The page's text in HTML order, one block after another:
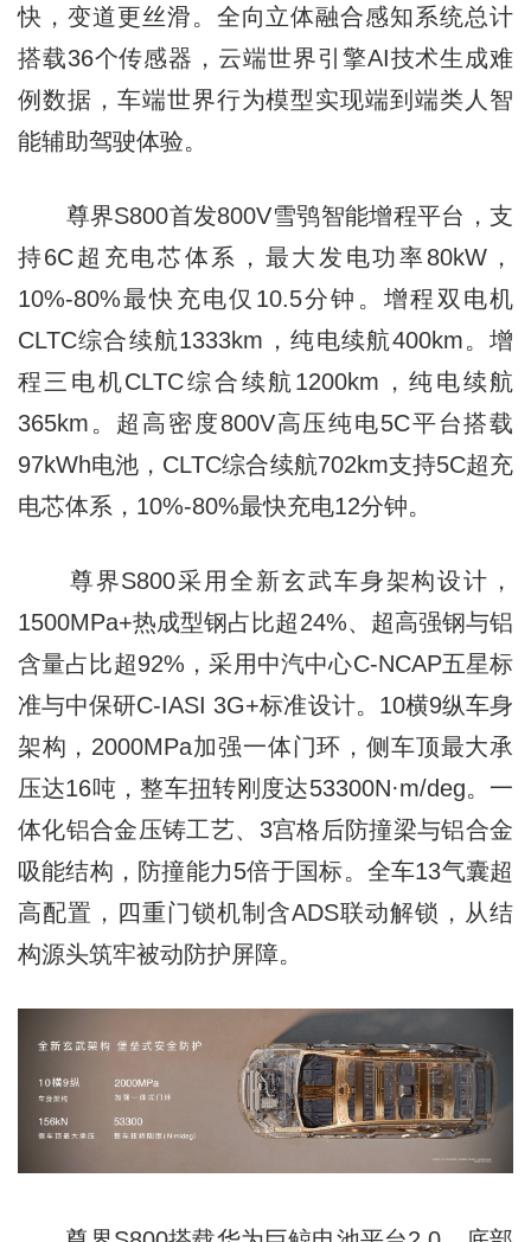
快，变道更丝滑。全向立体融合感知系统总计
搭载36个传感器，云端世界引擎AI技术生成难
例数据，车端世界行为模型实现端到端类人智
能辅助驾驶体验。
尊界S800首发800V雪鸮智能增程平台，支
持6C超充电芯体系，最大发电功率80kW，
10%-80%最快充电仅10.5分钟。增程双电机
CLTC综合续航1333km，纯电续航400km。增
程三电机CLTC综合续航1200km，纯电续航
365km。超高密度800V高压纯电5C平台搭载
97kWh电池，CLTC综合续航702km支持5C超充
电芯体系，10%-80%最快充电12分钟。
尊界S800采用全新玄武车身架构设计，
1500MPa+热成型钢占比超24%、超高强钢与铝
含量占比超92%，采用中汽中心C-NCAP五星标
准与中保研C-IASI 3G+标准设计。10横9纵车身
架构，2000MPa加强一体门环，侧车顶最大承
压达16吨，整车扭转刚度达53300N·m/deg。一
体化铝合金压铸工艺、3宫格后防撞梁与铝合金
吸能结构，防撞能力5倍于国标。全车13气囊超
高配置，四重门锁机制含ADS联动解锁，从结
构源头筑牢被动防护屏障。